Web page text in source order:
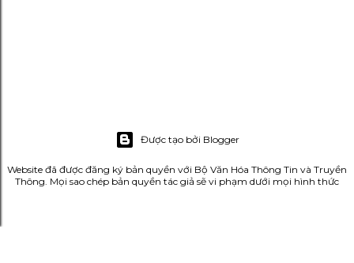
Được tạo bởi Blogger
Website đã được đăng ký bản quyền với Bộ Văn Hóa Thông Tin và Truyền
Thông. Mọi sao chép bản quyền tác giả sẽ vi phạm dưới mọi hình thức